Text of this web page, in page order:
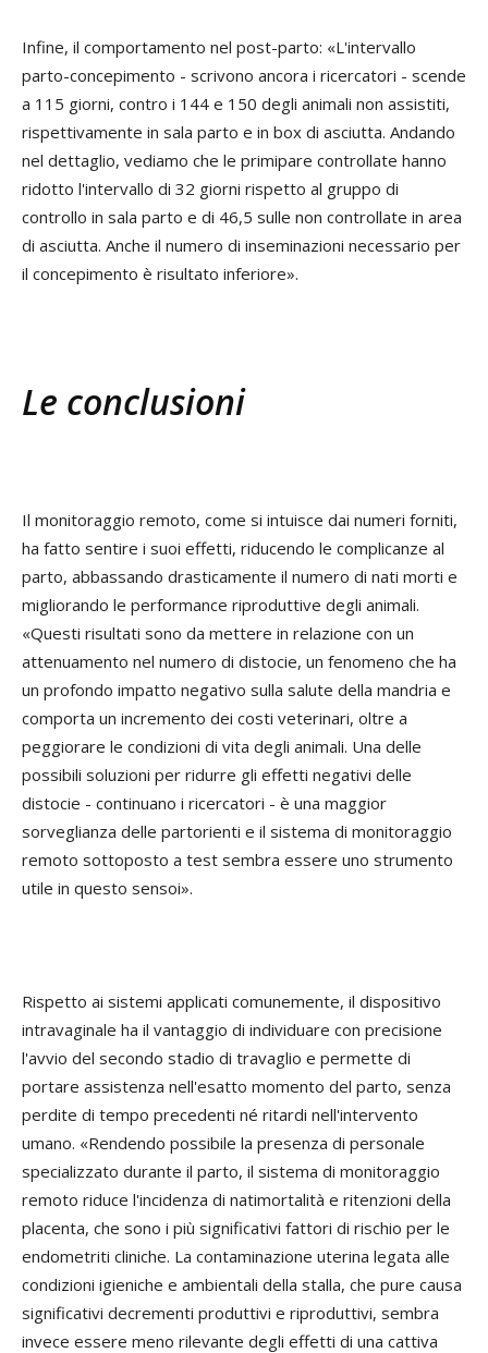
Infine, il comportamento nel post-parto: «L'intervallo
parto-concepimento - scrivono ancora i ricercatori - scende
a 115 giorni, contro i 144 e 150 degli animali non assistiti,
rispettivamente in sala parto e in box di asciutta. Andando
nel dettaglio, vediamo che le primipare controllate hanno
ridotto l'intervallo di 32 giorni rispetto al gruppo di
controllo in sala parto e di 46,5 sulle non controllate in area
di asciutta. Anche il numero di inseminazioni necessario per
il concepimento è risultato inferiore».
Le conclusioni
Il monitoraggio remoto, come si intuisce dai numeri forniti,
ha fatto sentire i suoi effetti, riducendo le complicanze al
parto, abbassando drasticamente il numero di nati morti e
migliorando le performance riproduttive degli animali.
«Questi risultati sono da mettere in relazione con un
attenuamento nel numero di distocie, un fenomeno che ha
un profondo impatto negativo sulla salute della mandria e
comporta un incremento dei costi veterinari, oltre a
peggiorare le condizioni di vita degli animali. Una delle
possibili soluzioni per ridurre gli effetti negativi delle
distocie - continuano i ricercatori - è una maggior
sorveglianza delle partorienti e il sistema di monitoraggio
remoto sottoposto a test sembra essere uno strumento
utile in questo sensoi».
Rispetto ai sistemi applicati comunemente, il dispositivo
intravaginale ha il vantaggio di individuare con precisione
l'avvio del secondo stadio di travaglio e permette di
portare assistenza nell'esatto momento del parto, senza
perdite di tempo precedenti né ritardi nell'intervento
umano. «Rendendo possibile la presenza di personale
specializzato durante il parto, il sistema di monitoraggio
remoto riduce l'incidenza di natimortalità e ritenzioni della
placenta, che sono i più significativi fattori di rischio per le
endometriti cliniche. La contaminazione uterina legata alle
condizioni igieniche e ambientali della stalla, che pure causa
significativi decrementi produttivi e riproduttivi, sembra
invece essere meno rilevante degli effetti di una cattiva